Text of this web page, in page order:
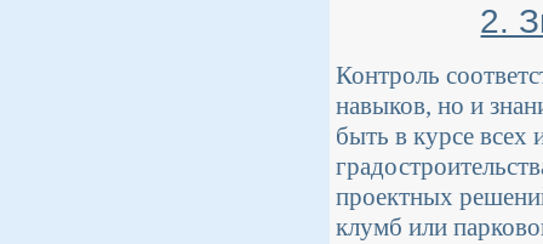
2.
Контроль
навыков, но и
быть в курсе всех
проектных
клумб или